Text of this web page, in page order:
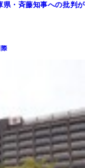
県・斉藤知事への批判が